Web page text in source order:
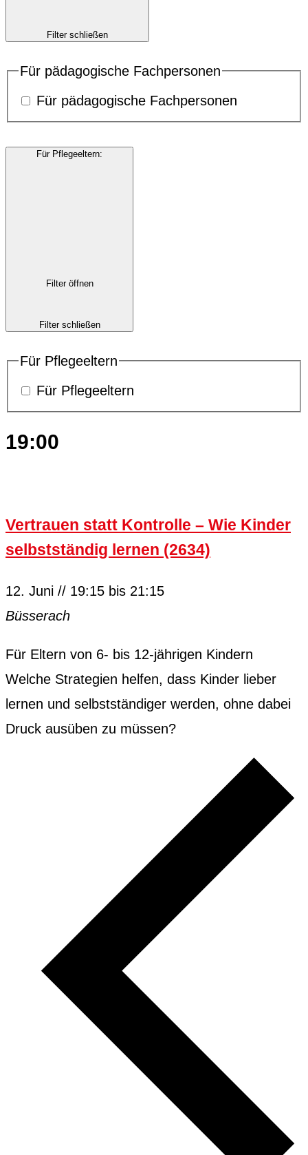
Filter schließen
Für pädagogische Fachpersonen
Für pädagogische Fachpersonen
Für Pflegeeltern:
Filter öffnen
Filter schließen
Für Pflegeeltern
Für Pflegeeltern
19:00
Vertrauen statt Kontrolle – Wie Kinder
selbstständig lernen (2634)
12. Juni // 19:15 bis 21:15
Büsserach
Für Eltern von 6- bis 12-jährigen Kindern
Welche Strategien helfen, dass Kinder lieber
lernen und selbstständiger werden, ohne dabei
Druck ausüben zu müssen?